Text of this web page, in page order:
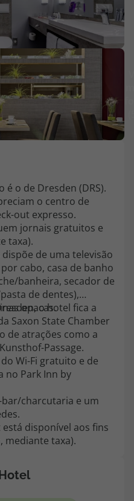
fixa nacional.
fixa nacional.
tem a preocupação de estar
e total facilidade
ao seu dispor o nosso call
10:00 às 20:00 e Sábado
o de Dresden (DRS).
o centro de
out expresso.
jornais gratuitos e
taxa).
de uma televisão
cabo, casa de banho
banheira, secador de
de dentes),
opacas.o hotel fica a
Saxon State Chamber
de atrações como a
Passage.
Wi-Fi gratuito e de
no Park Inn by
charcutaria e um
disponível aos fins
mediante taxa).